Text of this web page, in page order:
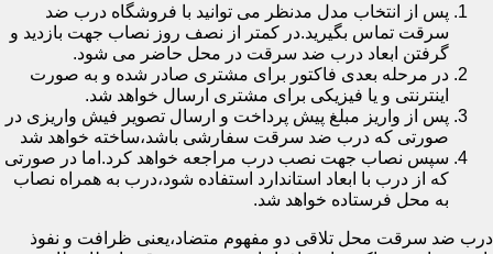
پس از انتخاب مدل مدنظر می توانید با فروشگاه درب ضد
سرقت تماس بگیرید.در کمتر از نصف روز نصاب جهت بازدید و
گرفتن ابعاد درب ضد سرقت در محل حاضر می شود.
در مرحله بعدی فاکتور برای مشتری صادر شده و به صورت
اینترنتی و یا فیزیکی برای مشتری ارسال خواهد شد.
پس از واریز مبلغ پیش پرداخت و ارسال تصویر فیش واریزی در
صورتی که درب ضد سرقت سفارشی باشد،ساخته خواهد شد
سپس نصاب جهت نصب درب مراجعه خواهد کرد.اما در صورتی
که از درب با ابعاد استاندارد استفاده شود،درب به همراه نصاب
به محل فرستاده خواهد شد.
درب ضد سرقت محل تلاقی دو مفهوم متضاد،یعنی ظرافت و نفوذ